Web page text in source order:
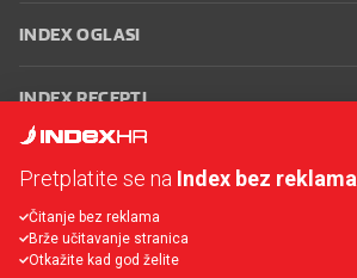
INDEX OGLASI
INDEX RECEPTI
Oglašavanje Zaposli se na Indexu
korištenja
Postavke kolačića
Pretplatite se na Index bez reklama
Čitanje bez reklama
Brže učitavanje stranica
Otkažite kad god želite